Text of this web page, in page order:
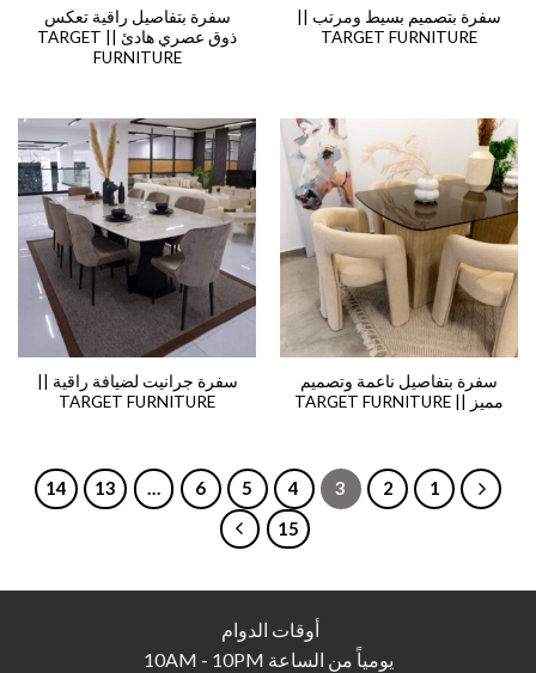
سفرة بتصميم بسيط ومرتب ||
TARGET FURNITURE
سفرة بتفاصيل راقية تعكس
ذوق عصري هادئ || TARGET
FURNITURE
سفرة بتفاصيل ناعمة وتصميم
مميز || TARGET FURNITURE
سفرة جرانيت لضيافة راقية ||
TARGET FURNITURE
1
2
3
4
5
6
…
13
14
15
أوقات الدوام
يومياً من الساعة 10AM - 10PM